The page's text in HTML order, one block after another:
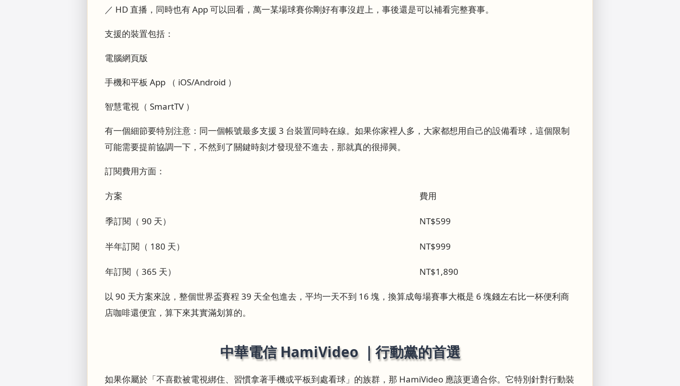
／ HD 直播，同時也有 App 可以回看，萬一某場球賽你剛好有事沒趕上，事後還是可以補看完整賽事。
支援的裝置包括：
電腦網頁版
手機和平板 App （ iOS/Android ）
智慧電視（ SmartTV ）
有一個細節要特別注意：同一個帳號最多支援 3 台裝置同時在線。如果你家裡人多，大家都想用自己的設備看球，這個限制
可能需要提前協調一下，不然到了關鍵時刻才發現登不進去，那就真的很掃興。
訂閱費用方面：
方案 費用
季訂閱（ 90 天） NT$599
半年訂閱（ 180 天） NT$999
年訂閱（ 365 天） NT$1,890
以 90 天方案來說，整個世界盃賽程 39 天全包進去，平均一天不到 16 塊，換算成每場賽事大概是 6 塊錢左右比一杯便利商
店咖啡還便宜，算下來其實滿划算的。
中華電信 HamiVideo ｜行動黨的首選
如果你屬於「不喜歡被電視綁住、習慣拿著手機或平板到處看球」的族群，那 HamiVideo 應該更適合你。它特別針對行動裝